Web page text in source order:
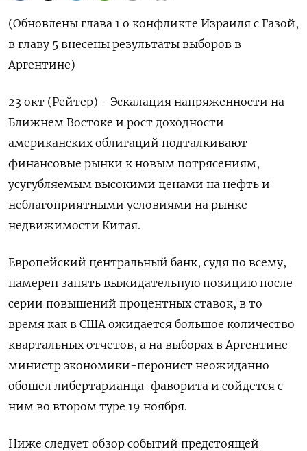
(Обновлены глава 1 о конфликте Израиля с Газой,
в главу 5 внесены результаты выборов в
Аргентине)
23 окт (Рейтер) - Эскалация напряженности на
Ближнем Востоке и рост доходности
американских облигаций подталкивают
финансовые рынки к новым потрясениям,
усугубляемым высокими ценами на нефть и
неблагоприятными условиями на рынке
недвижимости Китая.
Европейский центральный банк, судя по всему,
намерен занять выжидательную позицию после
серии повышений процентных ставок, в то
время как в США ожидается большое количество
квартальных отчетов, а на выборах в Аргентине
министр экономики-перонист неожиданно
обошел либертарианца-фаворита и сойдется с
ним во втором туре 19 ноября.
Ниже следует обзор событий предстоящей